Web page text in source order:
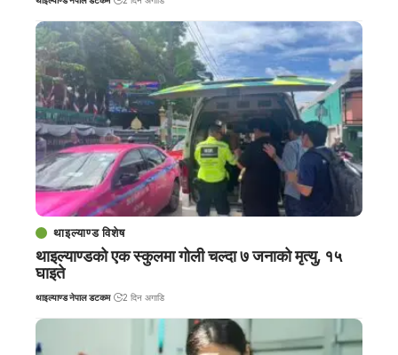
थाइल्याण्ड विशेष
थाइल्याण्डको एक स्कुलमा गोली चल्दा ७ जनाको मृत्यु, १५
घाइते
थाइल्याण्ड नेपाल डटकम 2 दिन अगाडि